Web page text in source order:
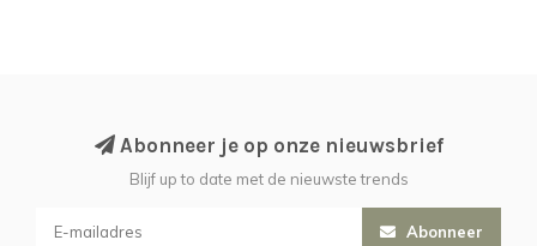
Abonneer je op onze nieuwsbrief
Blijf up to date met de nieuwste trends
Abonneer